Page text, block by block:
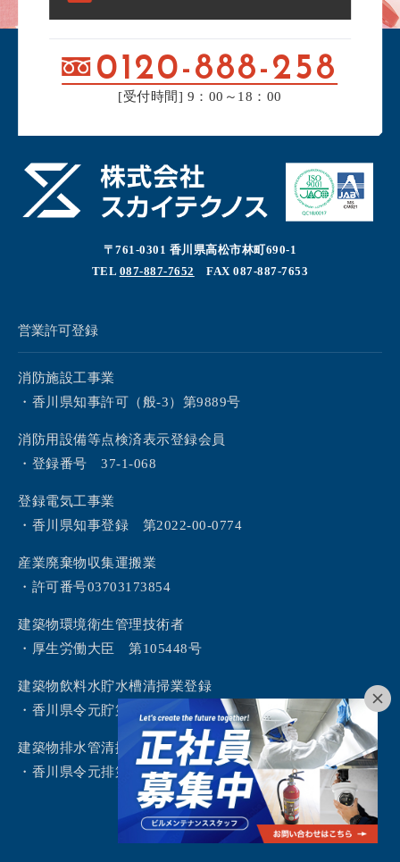
0120-888-258
[受付時間] 9：00～18：00
〒761-0301 香川県高松市林町690-1
TEL 087-887-7652 FAX 087-887-7653
営業許可登録
消防施設工事業
・香川県知事許可（般-3）第9889号
消防用設備等点検済表示登録会員
・登録番号 37-1-068
登録電気工事業
・香川県知事登録 第2022-00-0774
産業廃棄物収集運搬業
・許可番号03703173854
建築物環境衛生管理技術者
・厚生労働大臣 第105448号
建築物飲料水貯水槽清掃業登録
・香川県令元貯第2号
建築物排水管清掃業登録
・香川県令元排第1号
©2024 SKYTECHNOS